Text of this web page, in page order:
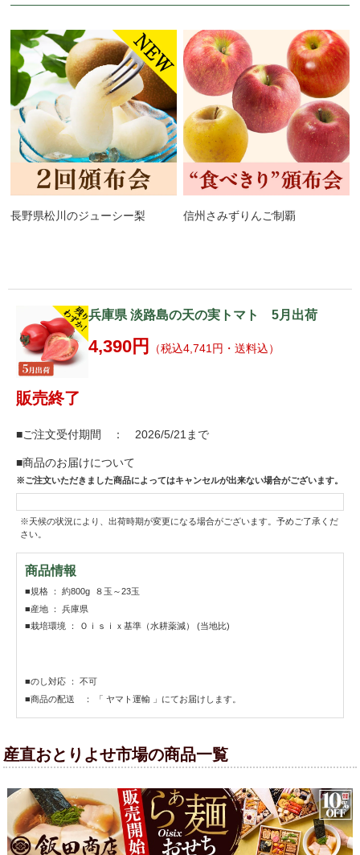
長野県松川のジューシー梨 信州さみずりんご制覇
兵庫県 淡路島の天の実トマト 5月出荷
4,390円 （税込4,741円・送料込）
販売終了
■ご注文受付期間 ： 2026/5/21まで
■商品のお届けについて
※ご注文いただきました商品によってはキャンセルが出来ない場合がございます。
※天候の状況により、出荷時期が変更になる場合がございます。予めご了承くだ
さい。
商品情報
■規格 ： 約800g ８玉～23玉
■産地 ： 兵庫県
■栽培環境 ： Ｏｉｓｉｘ基準（水耕薬減） (当地比)
■のし対応 ： 不可
■商品の配送 ： 「 ヤマト運輸 」にてお届けします。
産直おとりよせ市場の商品一覧